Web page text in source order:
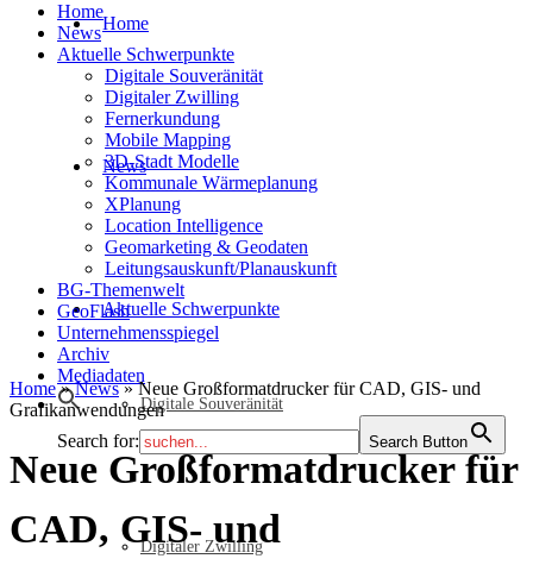
Home
News
Aktuelle Schwerpunkte
Digitale Souveränität
Digitaler Zwilling
Home
News
Aktuelle Schwerpunkte
Digitale Souveränität
Digitaler Zwilling
Fernerkundung
Mobile Mapping
3D-Stadt Modelle
Kommunale Wärmeplanung
XPlanung
Location Intelligence
Geomarketing & Geodaten
Leitungsauskunft/Planauskunft
BG-Themenwelt
GeoFlash
Unternehmensspiegel
Archiv
Mediadaten
Search for: Search Button
Home»News»Neue Großformatdrucker für CAD, GIS- und
Grafikanwendungen
Neue Großformatdrucker für
CAD, GIS- und